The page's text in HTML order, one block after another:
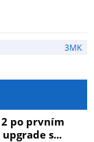
3MK
po prvním
s...